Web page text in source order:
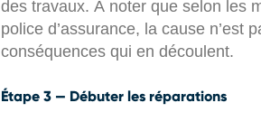
des travaux. À noter que selon les
police d’assurance, la cause n’est
conséquences qui en découlent.
Étape 3 — Débuter les réparations